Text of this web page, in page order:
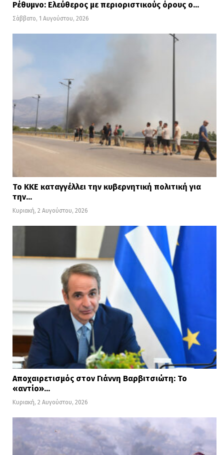
Ρέθυμνο: Ελεύθερος με περιοριστικούς όρους ο…
Σάββατο, 1 Αυγούστου, 2026
Το ΚΚΕ καταγγέλλει την κυβερνητική πολιτική για
την…
Κυριακή, 2 Αυγούστου, 2026
Αποχαιρετισμός στον Γιάννη Βαρβιτσιώτη: Το
«αντίο»…
Κυριακή, 2 Αυγούστου, 2026